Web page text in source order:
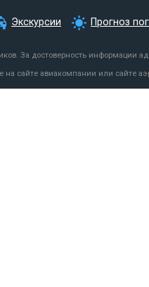
Экскурсии Прогноз
За достоверность информации
сайте авиакомпании или сайте